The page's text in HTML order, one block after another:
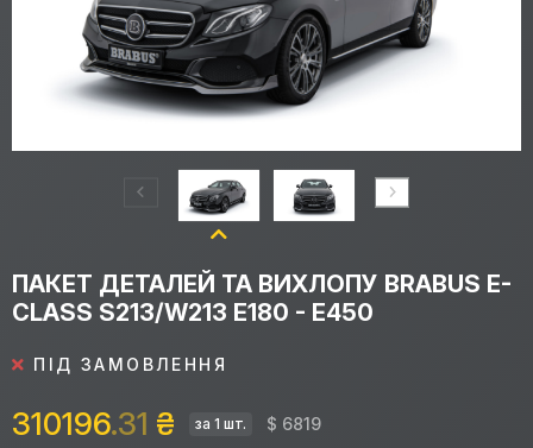
ПАКЕТ ДЕТАЛЕЙ ТА ВИХЛОПУ BRABUS E-
CLASS S213/W213 E180 - E450
ПІД ЗАМОВЛЕННЯ
310196.31 ₴ за 1 шт. $ 6819